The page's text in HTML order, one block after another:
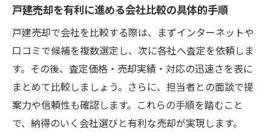
戸建売却を有利に進める会社比較の具体的手順
戸建売却で会社を比較する際は、まずインターネットや
口コミで候補を複数選定し、次に各社へ査定を依頼しま
す。その後、査定価格・売却実績・対応の迅速さを表に
まとめて比較しましょう。さらに、担当者との面談で提
案力や信頼性も確認します。これらの手順を踏むこと
で、納得のいく会社選びと有利な売却が実現します。